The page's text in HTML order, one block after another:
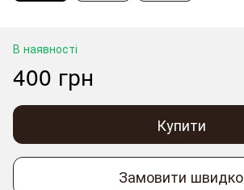
В наявності
400 грн
Купити
Замовити швидко